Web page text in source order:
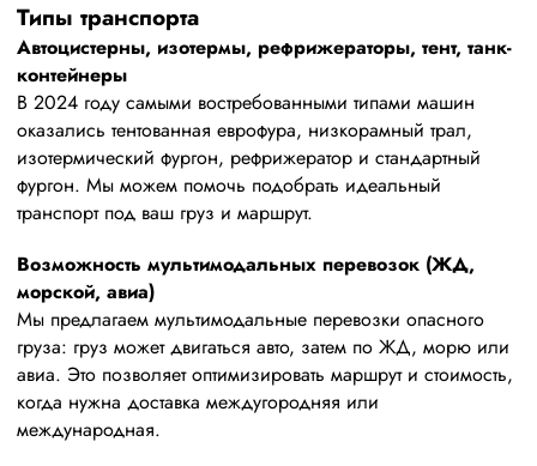
Типы транспорта
Автоцистерны, изотермы, рефрижераторы, тент, танк-
контейнеры
В 2024 году самыми востребованными типами машин
оказались тентованная еврофура, низкорамный трал,
изотермический фургон, рефрижератор и стандартный
фургон. Мы можем помочь подобрать идеальный
транспорт под ваш груз и маршрут.
Возможность мультимодальных перевозок (ЖД,
морской, авиа)
Мы предлагаем мультимодальные перевозки опасного
груза: груз может двигаться авто, затем по ЖД, морю или
авиа. Это позволяет оптимизировать маршрут и стоимость,
когда нужна доставка междугородняя или
международная.